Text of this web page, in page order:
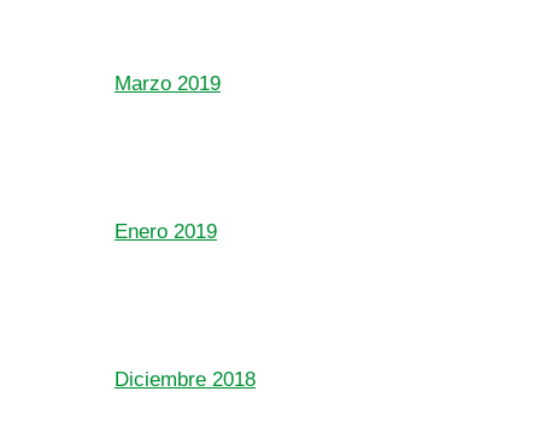
Marzo 2019
Enero 2019
Diciembre 2018